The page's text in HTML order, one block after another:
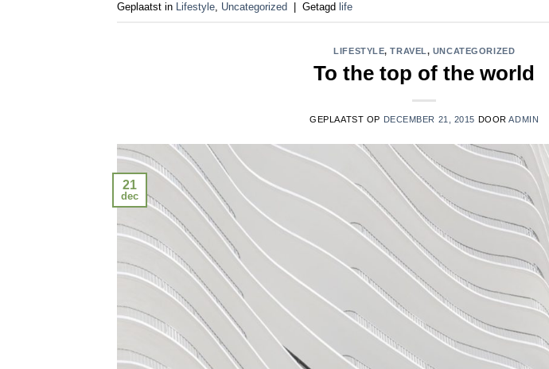
Geplaatst in Lifestyle, Uncategorized Getagd life
LIFESTYLE,TRAVEL, UNCATEGORIZED
To the top of the world
GEPLAATST OP DECEMBER 21, 2015 DOORADMIN
21
dec